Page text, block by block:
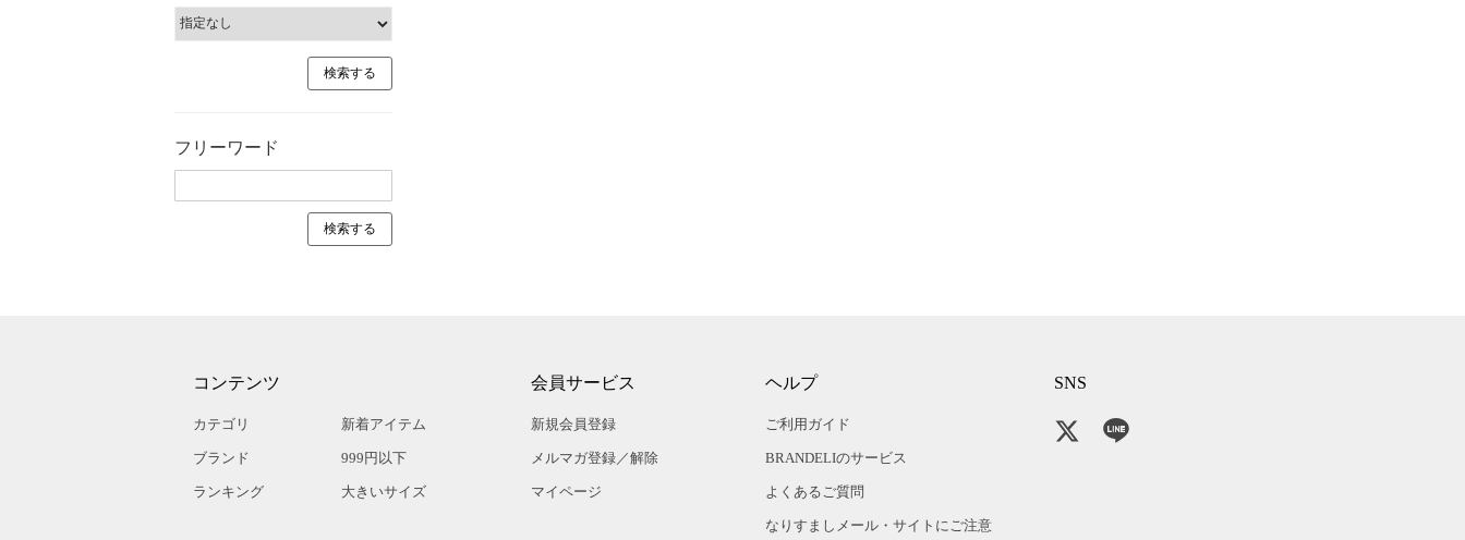
フリーワード
コンテンツ
カテゴリ
ブランド
ランキング
新着アイテム
999円以下
大きいサイズ
会員サービス
新規会員登録
メルマガ登録／解除
マイページ
ヘルプ
ご利用ガイド
BRANDELIのサービス
よくあるご質問
なりすましメール・サイトにご注意
SNS